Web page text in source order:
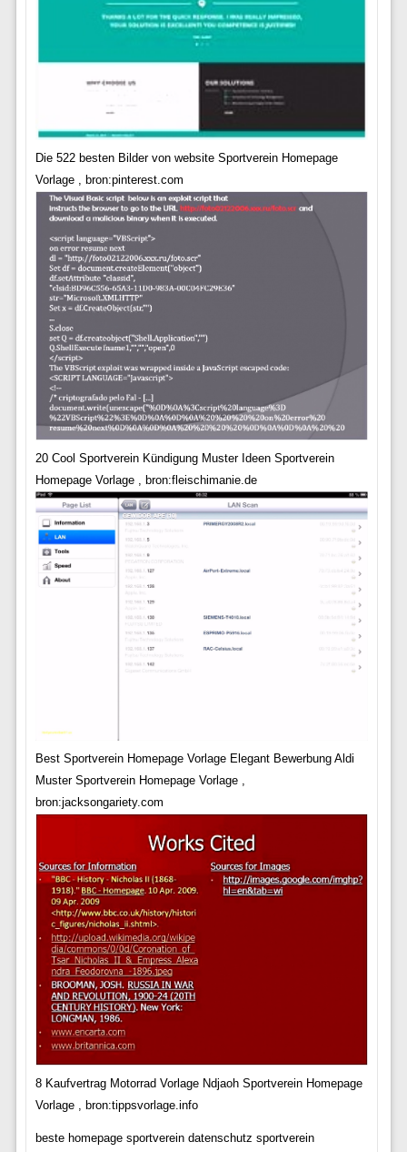
Die 522 besten Bilder von website Sportverein Homepage
Vorlage , bron:pinterest.com
20 Cool Sportverein Kündigung Muster Ideen Sportverein
Homepage Vorlage , bron:fleischimanie.de
Best Sportverein Homepage Vorlage Elegant Bewerbung Aldi
Muster Sportverein Homepage Vorlage ,
bron:jacksongariety.com
8 Kaufvertrag Motorrad Vorlage Ndjaoh Sportverein Homepage
Vorlage , bron:tippsvorlage.info
beste homepage sportverein datenschutz sportverein